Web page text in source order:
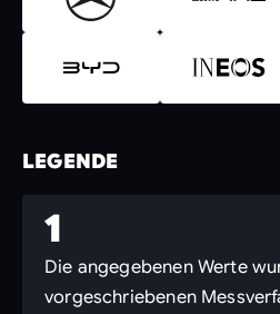
LEGENDE
1
Die angegebenen Werte
vorgeschriebenen